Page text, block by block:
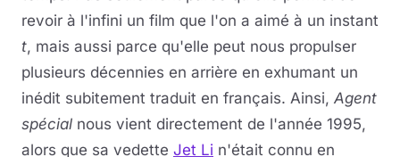
revoir à l'infini un film que l'on a aimé à un instant
t, mais aussi parce qu'elle peut nous propulser
plusieurs décennies en arrière en exhumant un
inédit subitement traduit en français. Ainsi, Agent
spécial nous vient directement de l'année 1995,
alors que sa vedette Jet Li n'était connu en